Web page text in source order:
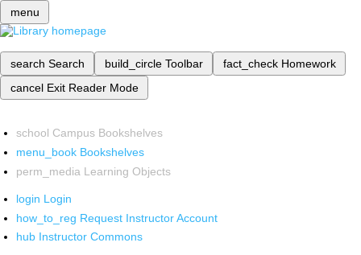
menu
search Search build_circle Toolbar fact_check Homework
cancel Exit Reader Mode
school Campus Bookshelves
menu_book Bookshelves
perm_media Learning Objects
login Login
how_to_reg Request Instructor Account
hub Instructor Commons